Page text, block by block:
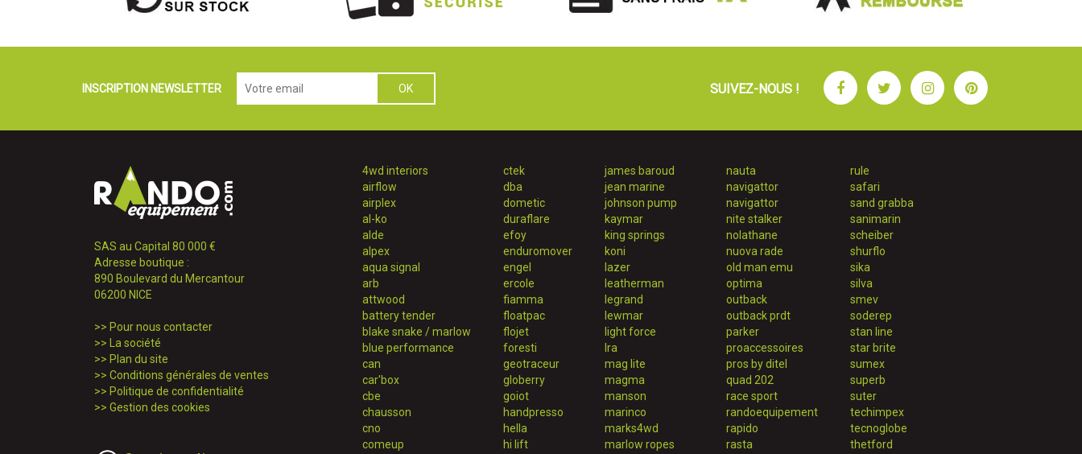
INSCRIPTION NEWSLETTER SUIVEZ-NOUS ! FacebookTwitterInstagramPinterest
SAS au Capital 80 000 €
Adresse boutique :
890 Boulevard du Mercantour
06200 NICE
>> Pour nous contacter
>>
La société
>> Plan du site
>> Conditions générales de ventes
>> Politique de confidentialité
>> Gestion des cookies
4wd interiors
airflow
airplex
al-ko
alde
alpex
aqua signal
arb
attwood
battery tender
blake snake / marlow
blue performance
can
car'box
cbe
chausson
cno
comeup
ctek
dba
dometic
duraflare
efoy
enduromover
engel
ercole
fiamma
floatpac
flojet
foresti
geotraceur
globerry
goiot
handpresso
hella
hi lift
james baroud
jean marine
johnson pump
kaymar
king springs
koni
lazer
leatherman
legrand
lewmar
light force
lra
mag lite
magma
manson
marinco
marks4wd
marlow ropes
nauta
navigattor
navigattor
nite stalker
nolathane
nuova rade
old man emu
optima
outback
outback prdt
parker
proaccessoires
pros by ditel
quad 202
race sport
randoequipement
rapido
rasta
rule
safari
sand grabba
sanimarin
scheiber
shurflo
sika
silva
smev
soderep
stan line
star brite
sumex
superb
suter
techimpex
tecnoglobe
thetford